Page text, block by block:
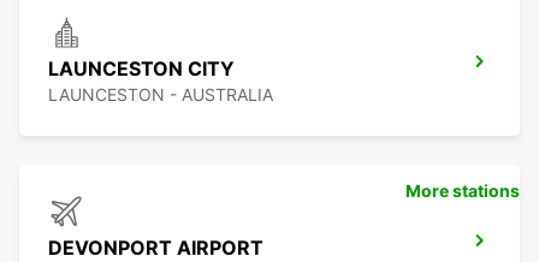
LAUNCESTON CITY
LAUNCESTON - AUSTRALIA
DEVONPORT AIRPORT
More stations